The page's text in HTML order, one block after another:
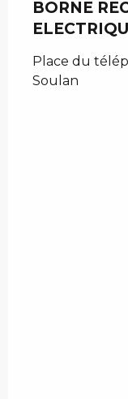
BORNE
Place du
Soulan